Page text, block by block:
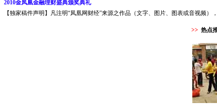
2010金凤凰金融理财盛典颁奖典礼
【独家稿件声明】凡注明“凤凰网财经”来源之作品（文字、图片、图表或音视频
>> 热点